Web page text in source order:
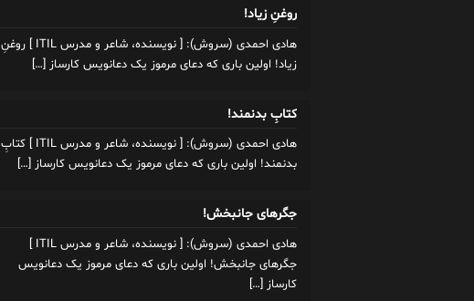
روغنِ زیاد!
هادی احمدی (سروش): [ نویسنده، شاعر و مدرس ITIL ] روغنِ
زیاد! اولین باری که دعای مرموز یک دعانویس کارساز […]
کتابِ بدنمند!
هادی احمدی (سروش): [ نویسنده، شاعر و مدرس ITIL ] کتابِ
بدنمند! اولین باری که دعای مرموز یک دعانویس کارساز […]
جگرهای جانبخش!
هادی احمدی (سروش): [ نویسنده، شاعر و مدرس ITIL ]
جگرهای جانبخش! اولین باری که دعای مرموز یک دعانویس
کارساز […]